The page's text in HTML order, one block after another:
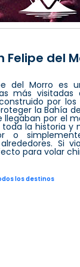
Felipe del
del Morro es
más visitadas
por los
la Bahía
por el
la historia y
o
Si
para volar
los destinos